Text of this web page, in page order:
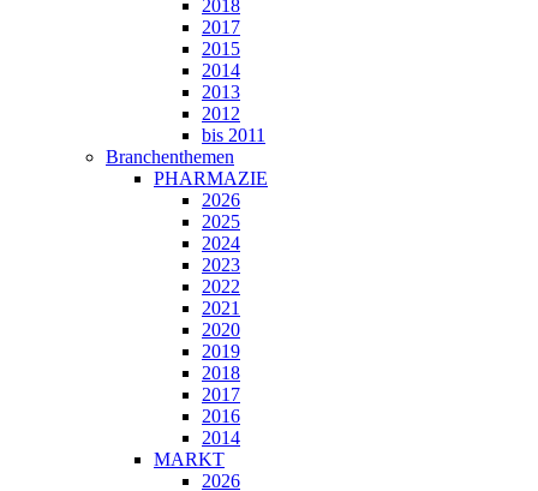
2018
2017
2015
2014
2013
2012
bis 2011
Branchenthemen
PHARMAZIE
2026
2025
2024
2023
2022
2021
2020
2019
2018
2017
2016
2014
MARKT
2026